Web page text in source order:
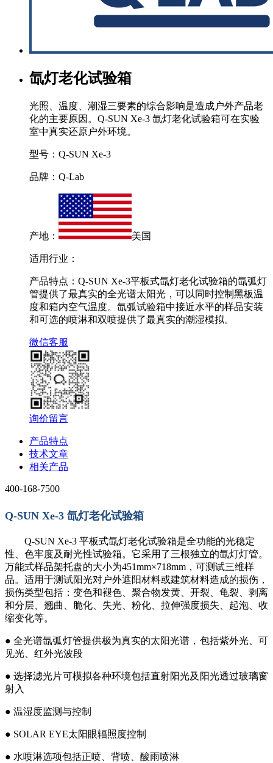
氙灯老化试验箱
光照、温度、潮湿三要素的综合影响是造成户外产品老
化的主要原因。Q-SUN Xe-3 氙灯老化试验箱可在实验
室中真实还原户外环境。
型号：Q-SUN Xe-3
品牌：Q-Lab
产地： 美国
适用行业：
产品特点：Q-SUN Xe-3平板式氙灯老化试验箱的氙弧灯
管提供了最真实的全光谱太阳光，可以同时控制黑板温
度和箱内空气温度。氙弧试验箱中接近水平的样品安装
和可选的喷淋和双喷提供了最真实的潮湿模拟。
微信客服
询价留言
产品特点
技术文章
相关产品
400-168-7500
Q-SUN Xe-3 氙灯老化试验箱
Q-SUN Xe-3 平板式氙灯老化试验箱是全功能的光稳定
性、色牢度及耐光性试验箱。它采用了三根独立的氙灯灯管。
万能式样品架托盘的大小为451mm×718mm ，可测试三维样
品。适用于测试阳光对户外遮阳材料或建筑材料造成的损伤，
损伤类型包括：变色和褪色、聚合物发黄、开裂、龟裂、剥离
和分层、 翘曲
脆化、失光、粉化、拉伸强度损失、起泡、收
缩变化等。
● 全光谱氙弧灯管提供极为真实的太阳光谱，包括紫外光、可
见光、红外光波段
●选择滤光片可模拟各种环境包括直射阳光及阳光透过玻璃窗
射入
● 温湿度监测与控制
● SOLAR EYE太阳眼辐照度控制
● 水喷淋选项包括正喷、背喷、酸雨喷淋